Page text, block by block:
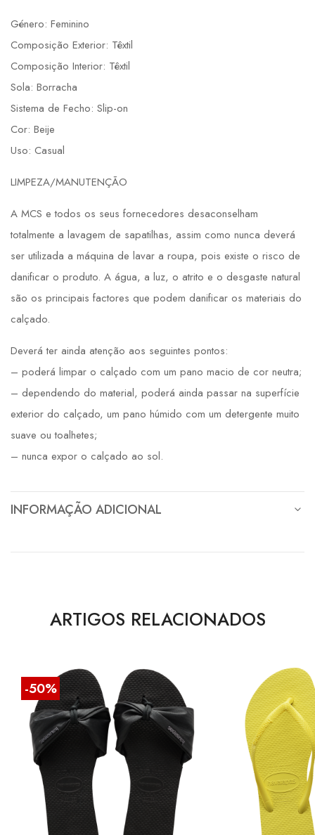
Género: Feminino
Composição Exterior: Têxtil
Composição Interior: Têxtil
Sola: Borracha
Sistema de Fecho: Slip-on
Cor: Beije
Uso: Casual
LIMPEZA/MANUTENÇÃO
A MCS e todos os seus fornecedores desaconselham
totalmente a lavagem de sapatilhas, assim como nunca deverá
ser utilizada a máquina de lavar a roupa, pois existe o risco de
danificar o produto. A água, a luz, o atrito e o desgaste natural
são os principais factores que podem danificar os materiais do
calçado.
Deverá ter ainda atenção aos seguintes pontos:
– poderá limpar o calçado com um pano macio de cor neutra;
– dependendo do material, poderá ainda passar na superfície
exterior do calçado, um pano húmido com um detergente muito
suave ou toalhetes;
– nunca expor o calçado ao sol.
INFORMAÇÃO ADICIONAL
ARTIGOS RELACIONADOS
-50%